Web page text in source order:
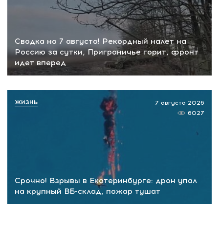
Сводка на 7 августа! Рекордный налет на
Россию за сутки, Приграничье горит, фронт
идет вперед
Срочно! Взрывы в Екатеринбурге: дрон упал
на крупный ВБ-склад, пожар тушат
7 августа 2026
6027
ЖИЗНЬ